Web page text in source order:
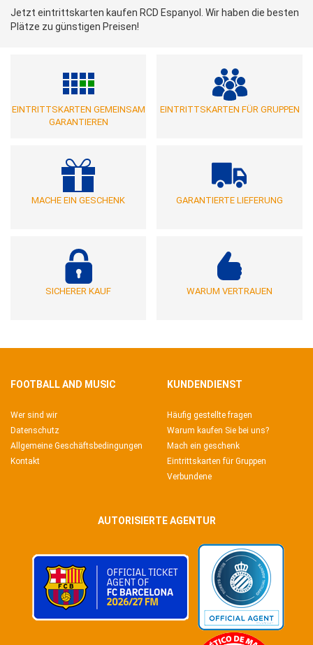
Jetzt eintrittskarten kaufen RCD Espanyol. Wir haben die besten
Plätze zu günstigen Preisen!
EINTRITTSKARTEN GEMEINSAM
GARANTIEREN
EINTRITTSKARTEN FÜR GRUPPEN
MACHE EIN GESCHENK GARANTIERTE LIEFERUNG
SICHERER KAUF WARUM VERTRAUEN
FOOTBALL AND MUSIC
Wer sind wir
Datenschutz
Allgemeine Geschäftsbedingungen
Kontakt
KUNDENDIENST
Häufig gestellte fragen
Warum kaufen Sie bei uns?
Mach ein geschenk
Eintrittskarten für Gruppen
Verbundene
AUTORISIERTE AGENTUR